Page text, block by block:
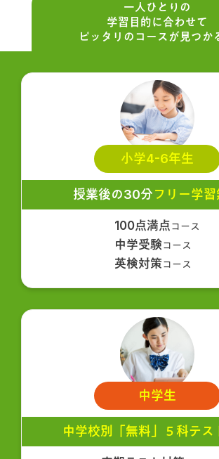
一人ひとりの
学習目的に合わせて
ピッタリのコースが見つか
小学4-6年生
授業後の30分フリー学
100点満点コース
中学受験コース
英検対策コース
中学生
中学校別「無料」５科テス